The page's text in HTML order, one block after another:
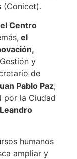
(Conicet).
Centro
el
y
de
Pablo Paz;
por la Ciudad
Leandro
humanos
ampliar y